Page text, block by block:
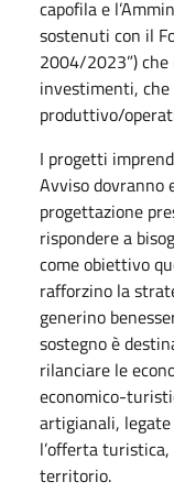
capofila e
sostenuti con il
2004/2023”) che
investimenti, che
produttivo/
I progetti
Avviso dovranno
progettazione
rispondere a
come obiettivo
rafforzino la
generino
sostegno è
rilanciare le
economico-
artigianali, legate
l’offerta
territorio.